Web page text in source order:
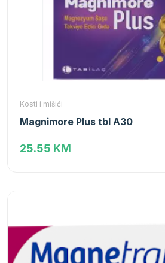
Kosti i mišići
Magnimore Plus tbl A30
25.55 KM